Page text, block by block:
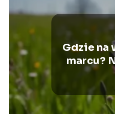
Gdzie na
marcu?
kierunki